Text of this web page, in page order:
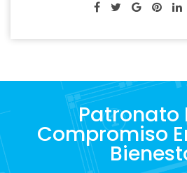
Patronato
Compromiso